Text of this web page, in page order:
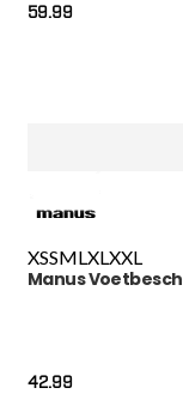
59.99
XSSMLXLXXL
Manus
42.99